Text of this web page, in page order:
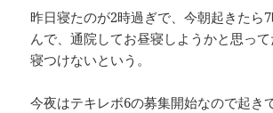
昨日寝たのが2時過ぎで、今朝起きたら7
んで、通院してお昼寝しようかと思っ
寝つけないという。
今夜はテキレボ6の募集開始なので起き